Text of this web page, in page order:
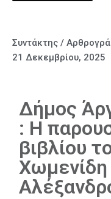
Συντάκτης /
21 Δεκεμβρίου, 2025
Δήμος
: H
βιβλίου